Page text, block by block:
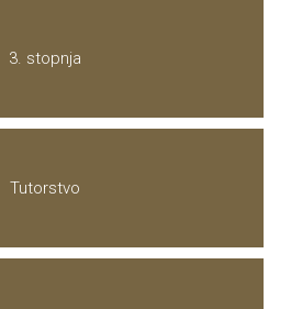
3. stopnja
Tutorstvo